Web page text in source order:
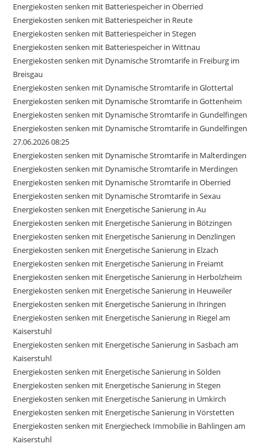
Energiekosten senken mit Batteriespeicher in Oberried
Energiekosten senken mit Batteriespeicher in Reute
Energiekosten senken mit Batteriespeicher in Stegen
Energiekosten senken mit Batteriespeicher in Wittnau
Energiekosten senken mit Dynamische Stromtarife in Freiburg im
Breisgau
Energiekosten senken mit Dynamische Stromtarife in Glottertal
Energiekosten senken mit Dynamische Stromtarife in Gottenheim
Energiekosten senken mit Dynamische Stromtarife in Gundelfingen
Energiekosten senken mit Dynamische Stromtarife in Gundelfingen
27.06.2026 08:25
Energiekosten senken mit Dynamische Stromtarife in Malterdingen
Energiekosten senken mit Dynamische Stromtarife in Merdingen
Energiekosten senken mit Dynamische Stromtarife in Oberried
Energiekosten senken mit Dynamische Stromtarife in Sexau
Energiekosten senken mit Energetische Sanierung in Au
Energiekosten senken mit Energetische Sanierung in Bötzingen
Energiekosten senken mit Energetische Sanierung in Denzlingen
Energiekosten senken mit Energetische Sanierung in Elzach
Energiekosten senken mit Energetische Sanierung in Freiamt
Energiekosten senken mit Energetische Sanierung in Herbolzheim
Energiekosten senken mit Energetische Sanierung in Heuweiler
Energiekosten senken mit Energetische Sanierung in Ihringen
Energiekosten senken mit Energetische Sanierung in Riegel am
Kaiserstuhl
Energiekosten senken mit Energetische Sanierung in Sasbach am
Kaiserstuhl
Energiekosten senken mit Energetische Sanierung in Sölden
Energiekosten senken mit Energetische Sanierung in Stegen
Energiekosten senken mit Energetische Sanierung in Umkirch
Energiekosten senken mit Energetische Sanierung in Vörstetten
Energiekosten senken mit Energiecheck Immobilie in Bahlingen am
Kaiserstuhl